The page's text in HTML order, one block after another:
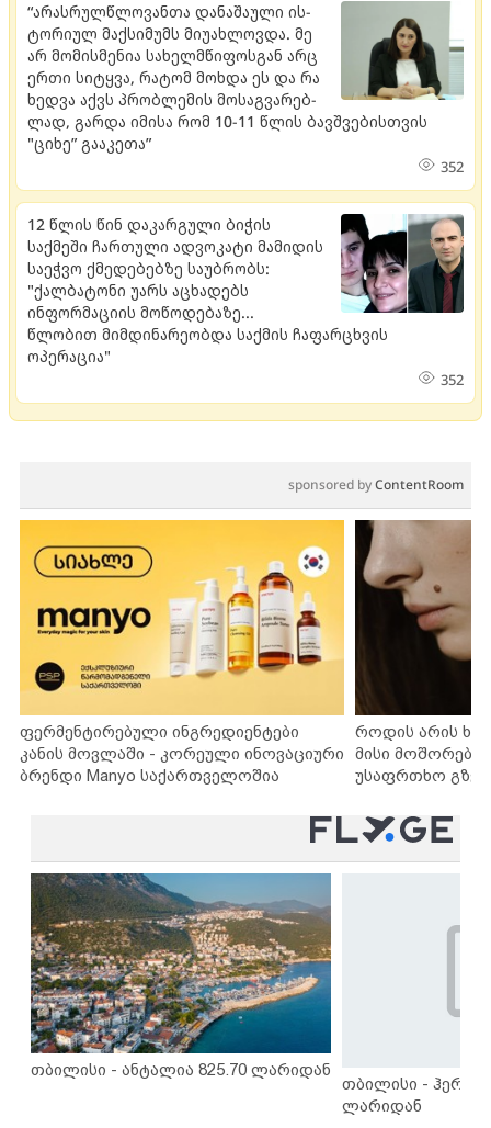
“არას­რულ­წლო­ვან­თა და­ნა­შა­უ­ლი ის­
ტო­რი­ულ მაქ­სი­მუმს მი­უ­ახ­ლოვ­და. მე
არ მო­მის­მე­ნია სა­ხელ­მწი­ფოს­გან არც
ერთი სი­ტყვა, რა­ტომ მოხ­და ეს და რა
ხედ­ვა აქვს პრობ­ლე­მის მო­საგ­ვა­რებ­
ლად, გარ­და იმი­სა რომ 10-11 წლის ბავ­შვე­ბის­თვის
"ციხე” გა­ა­კე­თა”
352
12 წლის წინ დაკარგული ბიჭის
საქმეში ჩართული ადვოკატი მამიდის
საეჭვო ქმედებებზე საუბრობს:
"ქალბატონი უარს აცხადებს
ინფორმაციის მოწოდებაზე...
წლობით მიმდინარეობდა საქმის ჩაფარცხვის
ოპერაცია"
352
sponsored byContentRoom
ფერმენტირებული ინგრედიენტები
კანის მოვლაში - კორეული ინოვაციური
ბრენდი Manyo საქართველოშია
როდის არის
მისი
უსაფრთხო
თბილისი - ანტალია 825.70 ლარიდან
თბილისი -
ლარიდან